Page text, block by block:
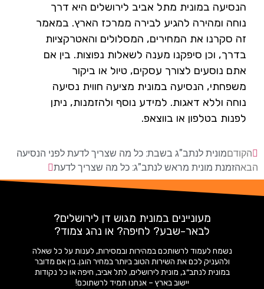
הנסיעה במונית מתל אביב לירושלים היא דרך
נוחה ומהירה להגיע לבירה ממרכז הארץ. במאמר
זה סקרנו את המחירים, המסלולים והאטרקציות
בדרך, וכן סיפקנו מענה לשאלות נפוצות. בין אם
אתם נוסעים לצורך עסקים, טיול או ביקור
משפחתי, הנסיעה במונית מציעה חווית נסיעה
נוחה וללא דאגות. למידע נוסף ולהזמנות, ניתן
לפנות בטלפון או בווצאפ.
הקודםמונית לנתב"ג בשבת: כל מה שצריך לדעת לפני הנסיעה
הבאהזמנת מונית מראש לנתב"ג: כל מה שצריך לדעת
מעוניינים במונית מגוש דן לירושלים?
לבאר-שבע? לחיפה? או נהג צמוד?
נשמח לעמוד לרשותכם במהירות ובמסירות, לענות על כל שאלה
ולהעניק לכם את השירות הטוב ביותר במחיר הוגן. בין אם מדובר
במונית לנתב״ג, מונית לירושלים, לתל אביב, חיפה או כל נקודות
יישוב בארץ – אנחנו תמיד לרשתוכם!